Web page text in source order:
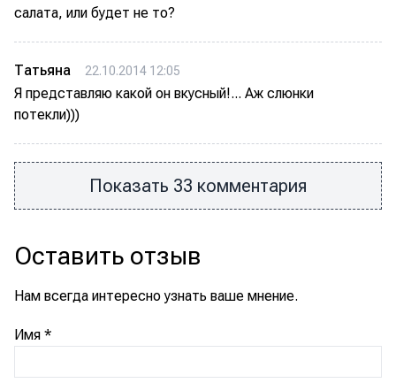
салата, или будет не то?
Татьяна 22.10.2014 12:05
Я представляю какой он вкусный!... Аж слюнки
потекли)))
Показать 33 комментария
Оставить отзыв
Нам всегда интересно узнать ваше мнение.
Имя *